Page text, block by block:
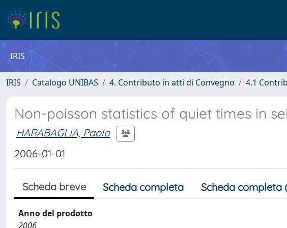
IRIS
IRIS Catalogo UNIBAS 4. Contributo in atti di Convegno 4.1
Non-poisson statistics of quiet times in
HARABAGLIA, Paolo
2006-01-01
Scheda breve Scheda completa Scheda completa
Anno del prodotto
2006